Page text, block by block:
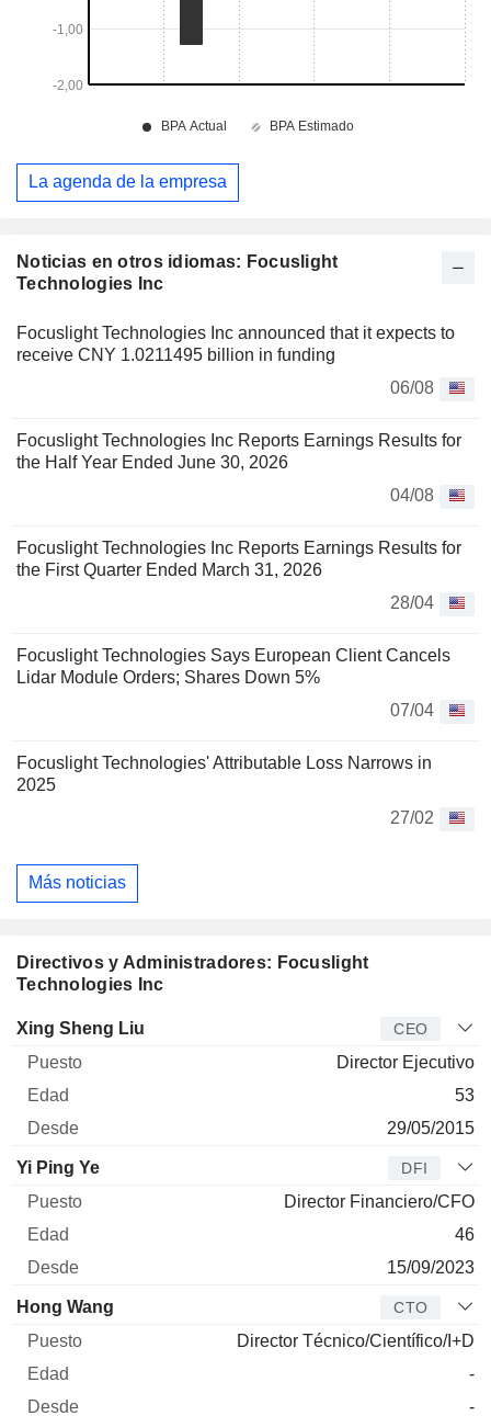
Noticias en otros idiomas: Focuslight
Technologies Inc
Focuslight Technologies Inc announced that it expects to
receive CNY 1.0211495 billion in funding
06/08
Focuslight Technologies Inc Reports Earnings Results for
the Half Year Ended June 30, 2026
04/08
Focuslight Technologies Inc Reports Earnings Results for
the First Quarter Ended March 31, 2026
28/04
Focuslight Technologies Says European Client Cancels
Lidar Module Orders; Shares Down 5%
07/04
Focuslight Technologies' Attributable Loss Narrows in
2025
27/02
Más noticias
Directivos y Administradores: Focuslight
Technologies Inc
Director Puesto
Xing Sheng Liu CEO
Director Ejecutivo
53
29/05/2015
Yi Ping Ye DFI
Director Financiero/CFO
46
15/09/2023
Hong Wang CTO
Director Técnico/Científico/I+D
-
-
La agenda de la empresa